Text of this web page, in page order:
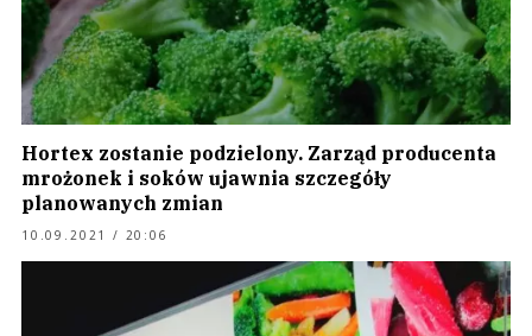
Hortex zostanie podzielony. Zarząd producenta
mrożonek i soków ujawnia szczegóły
planowanych zmian
10.09.2021 / 20:06